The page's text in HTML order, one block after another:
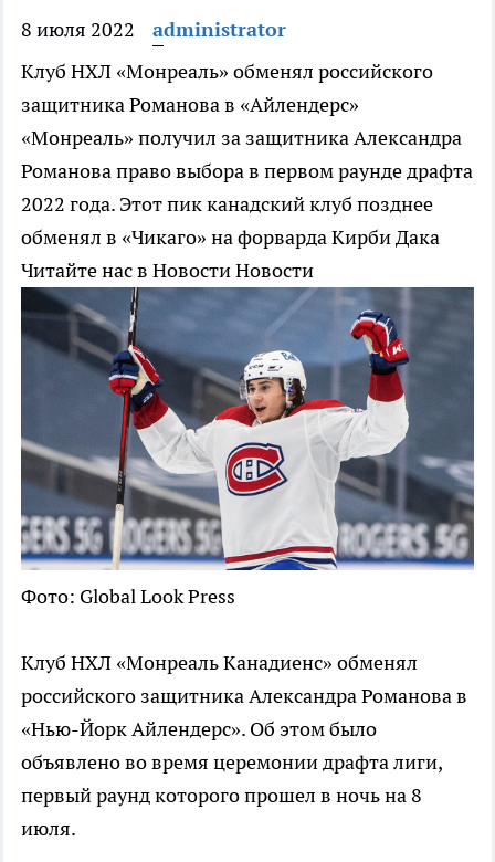
8 июля 2022
administrator
Клуб НХЛ «Монреаль» обменял российского
защитника Романова в «Айлендерс»
«Монреаль» получил за защитника Александра
Романова право выбора в первом раунде драфта
2022 года. Этот пик канадский клуб позднее
обменял в «Чикаго» на форварда Кирби Дака
Читайте нас в Новости Новости
Фото: Global Look Press
Клуб НХЛ «Монреаль Канадиенс» обменял
российского защитника Александра Романова в
«Нью-Йорк Айлендерс». Об этом было
объявлено во время церемонии драфта лиги,
первый раунд которого прошел в ночь на 8
июля.